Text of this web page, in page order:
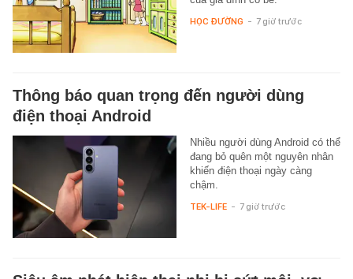
HỌC ĐƯỜNG - 7 giờ trước
Thông báo quan trọng đến người dùng
điện thoại Android
Nhiều người dùng Android có thể
đang bỏ quên một nguyên nhân
khiến điện thoại ngày càng
chậm.
TEK-LIFE - 7 giờ trước